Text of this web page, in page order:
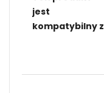
jest
kompatybilny z